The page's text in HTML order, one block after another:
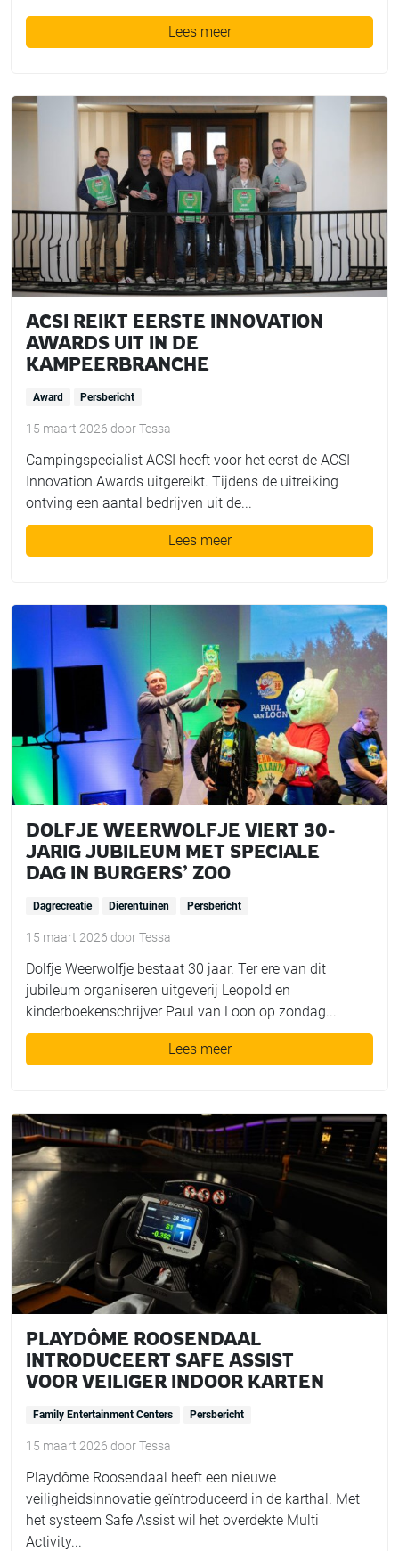
Lees meer
ACSI REIKT EERSTE INNOVATION
AWARDS UIT IN DE
KAMPEERBRANCHE
Award Persbericht
15 maart 2026 doorTessa
Campingspecialist ACSI heeft voor het eerst de ACSI
Innovation Awards uitgereikt. Tijdens de uitreiking
ontving een aantal bedrijven uit de...
Lees meer
DOLFJE WEERWOLFJE VIERT 30-
JARIG JUBILEUM MET SPECIALE
DAG IN BURGERS’ ZOO
Dagrecreatie Dierentuinen Persbericht
15 maart 2026 doorTessa
Dolfje Weerwolfje bestaat 30 jaar. Ter ere van dit
jubileum organiseren uitgeverij Leopold en
kinderboekenschrijver Paul van Loon op zondag...
Lees meer
PLAYDÔME ROOSENDAAL
INTRODUCEERT SAFE ASSIST
VOOR VEILIGER INDOOR KARTEN
Family Entertainment Centers Persbericht
15 maart 2026 doorTessa
Playdôme Roosendaal heeft een nieuwe
veiligheidsinnovatie geïntroduceerd in de karthal. Met
het systeem Safe Assist wil het overdekte Multi
Activity...